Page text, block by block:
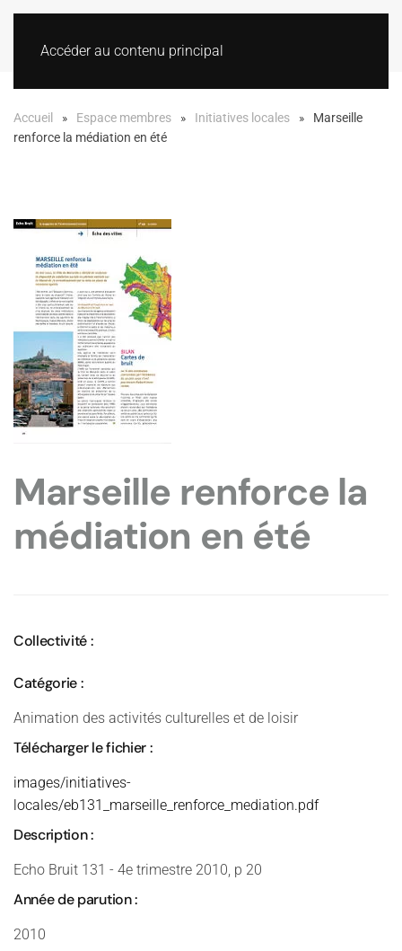
Accéder au contenu principal
Accueil Espace membres Initiatives locales
Marseille
renforce la médiation en été
Marseille renforce la
médiation en été
Collectivité :
Catégorie :
Animation des activités culturelles et de loisir
Télécharger le fichier :
images/initiatives-
locales/eb131_marseille_renforce_mediation.pdf
Description :
Echo Bruit 131 - 4e trimestre 2010, p 20
Année de parution :
2010